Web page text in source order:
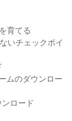
育てる
いチェックポイ
ムのダウンロー
ロード